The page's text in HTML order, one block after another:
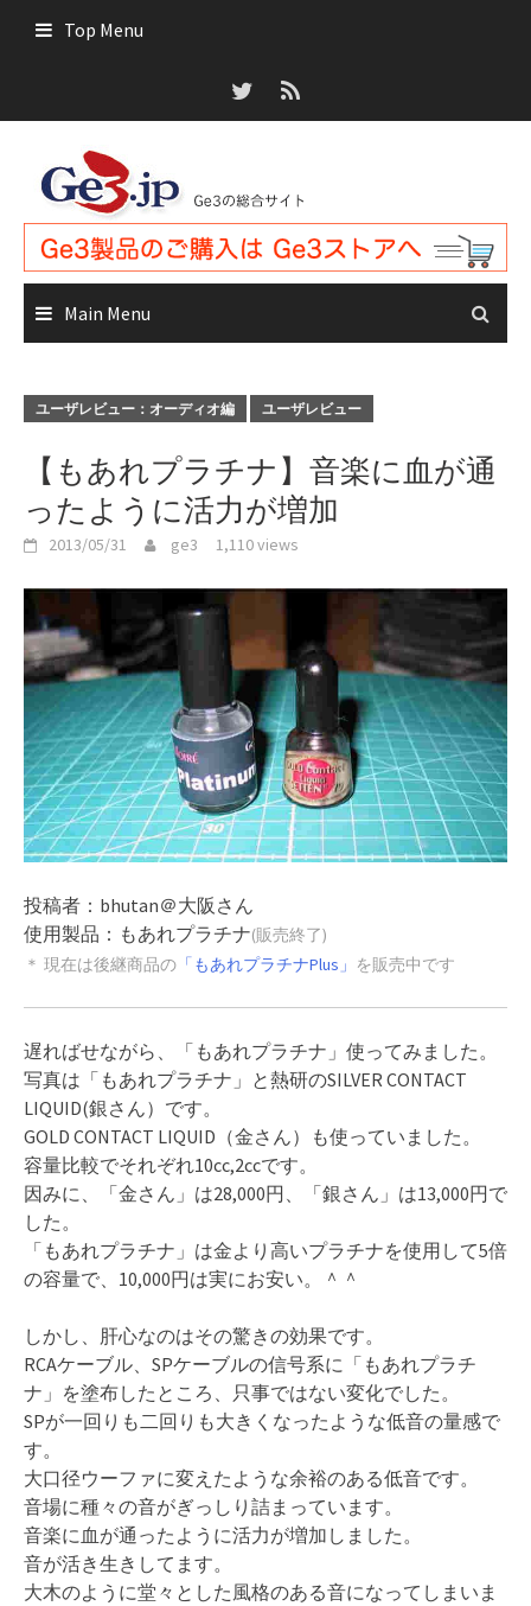
Top Menu
Main Menu
ユーザレビュー：オーディオ編 ユーザレビュー
【もあれプラチナ】音楽に血が通
ったように活力が増加
2013/05/31 ge3 1,110 views
投稿者：bhutan＠大阪さん
使用製品：もあれプラチナ(販売終了)
＊ 現在は後継商品の 「もあれプラチナPlus」 を販売中です
遅ればせながら、「もあれプラチナ」使ってみました。
写真は「もあれプラチナ」と熱研のSILVER CONTACT
LIQUID(銀さん）です。
GOLD CONTACT LIQUID（金さん）も使っていました。
容量比較でそれぞれ10cc,2ccです。
因みに、「金さん」は28,000円、「銀さん」は13,000円で
した。
「もあれプラチナ」は金より高いプラチナを使用して5倍
の容量で、10,000円は実にお安い。＾＾
しかし、肝心なのはその驚きの効果です。
RCAケーブル、SPケーブルの信号系に「もあれプラチ
ナ」を塗布したところ、只事ではない変化でした。
SPが一回りも二回りも大きくなったような低音の量感で
す。
大口径ウーファに変えたような余裕のある低音です。
音場に種々の音がぎっしり詰まっています。
音楽に血が通ったように活力が増加しました。
音が活き生きしてます。
大木のように堂々とした風格のある音になってしまいま